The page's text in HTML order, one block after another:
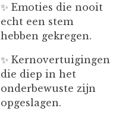
✨ Emoties die nooit
echt een stem
hebben gekregen.
✨ Kernovertuigingen
die diep in het
onderbewuste zijn
opgeslagen.